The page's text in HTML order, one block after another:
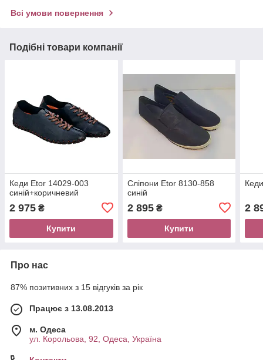
Всі умови повернення
Подібні товари компанії
Кеди Etor 14029-003
синій+коричневий
2 975 ₴
Купити
Сліпони Etor 8130-858
синій
2 895₴
Купити
2
Про нас
87% позитивних з 15 відгуків за рік
Працює з 13.08.2013
м. Одеса
ул. Корольова, 92, Одеса, Україна